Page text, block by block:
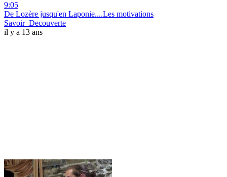
9:05
De Lozère jusqu'en Laponie....Les motivations
Savoir_Decouverte
il y a 13 ans